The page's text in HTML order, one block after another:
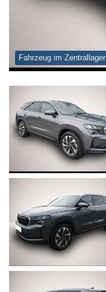
Fahrzeug im Zentrallager